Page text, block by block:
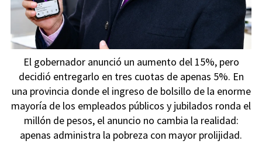
El gobernador anunció un aumento del 15%, pero
decidió entregarlo en tres cuotas de apenas 5%. En
una provincia donde el ingreso de bolsillo de la enorme
mayoría de los empleados públicos y jubilados ronda el
millón de pesos, el anuncio no cambia la realidad:
apenas administra la pobreza con mayor prolijidad.